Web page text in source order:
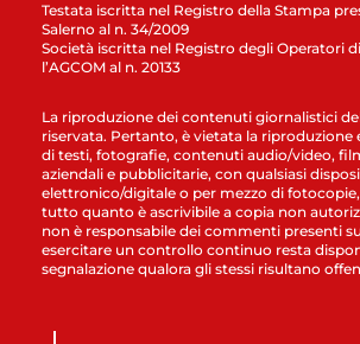
Testata iscritta nel Registro della Stampa
Salerno al n. 34/2009
Società iscritta nel Registro degli Operatori
l’AGCOM al n. 20133
La riproduzione dei contenuti giornalistici
riservata. Pertanto, è vietata la riproduzione
di testi, fotografie, contenuti audio/video,
aziendali e pubblicitarie, con qualsiasi
elettronico/digitale o per mezzo di
tutto quanto è ascrivibile a copia non
non è responsabile dei commenti presenti
esercitare un controllo continuo resta
segnalazione qualora gli stessi risultano